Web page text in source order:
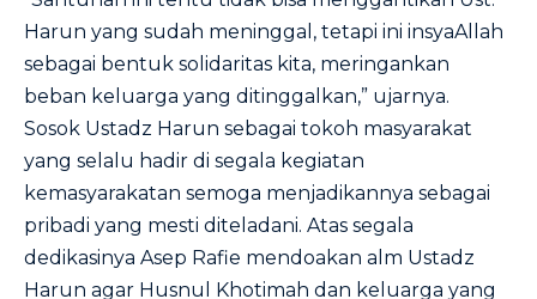
Harun yang sudah meninggal, tetapi ini insyaAllah
sebagai bentuk solidaritas kita, meringankan
beban keluarga yang ditinggalkan,” ujarnya.
Sosok Ustadz Harun sebagai tokoh masyarakat
yang selalu hadir di segala kegiatan
kemasyarakatan semoga menjadikannya sebagai
pribadi yang mesti diteladani. Atas segala
dedikasinya Asep Rafie mendoakan alm Ustadz
Harun agar Husnul Khotimah dan keluarga yang